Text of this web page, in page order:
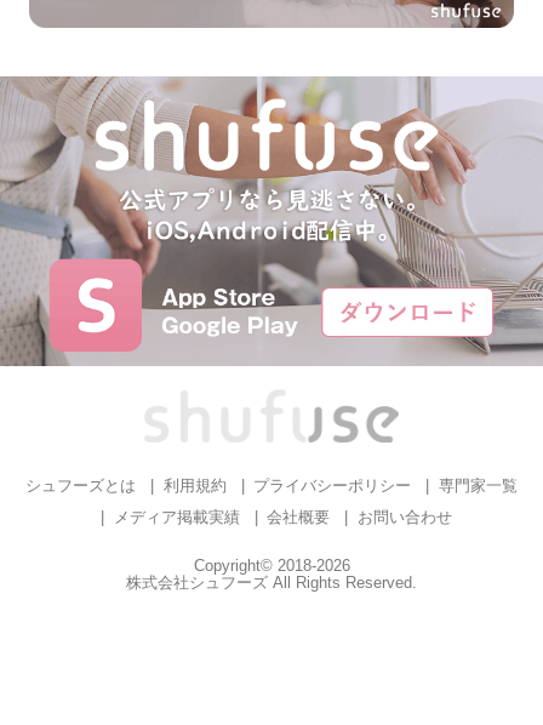
シュフーズとは 利用規約 プライバシーポリシー
専門家一覧
メディア掲載実績
会社概要 お問い合わせ
Copyright© 2018-2026
株式会社シュフーズ All Rights Reserved.